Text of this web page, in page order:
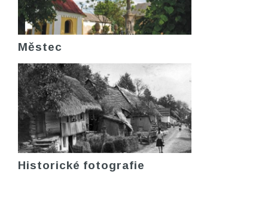
Městec
Historické fotografie